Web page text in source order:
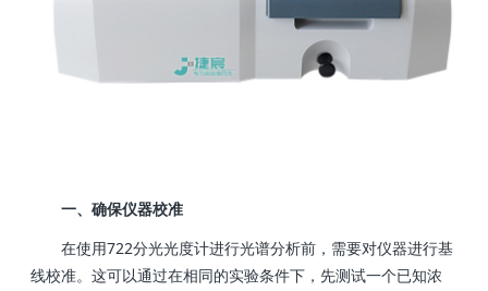
一、确保仪器校准
在使用722分光光度计进行光谱分析前，需要对仪器进行基
线校准。这可以通过在相同的实验条件下，先测试一个已知浓